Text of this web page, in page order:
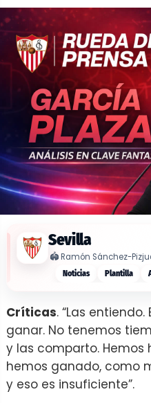
Sevilla
🏟️Ramón Sánchez-
Noticias Plantilla
Críticas. “Las
ganar. No tenemos
y las comparto. Hemos
hemos ganado, como
y eso es insuficiente”.